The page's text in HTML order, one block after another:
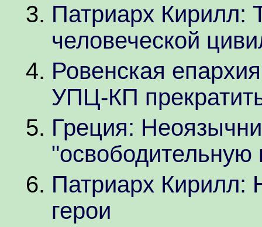
Патриарх Кирилл:
человеческой
Ровенская
УПЦ-КП
Греция:
"освободительную
Патриарх Кирилл:
герои